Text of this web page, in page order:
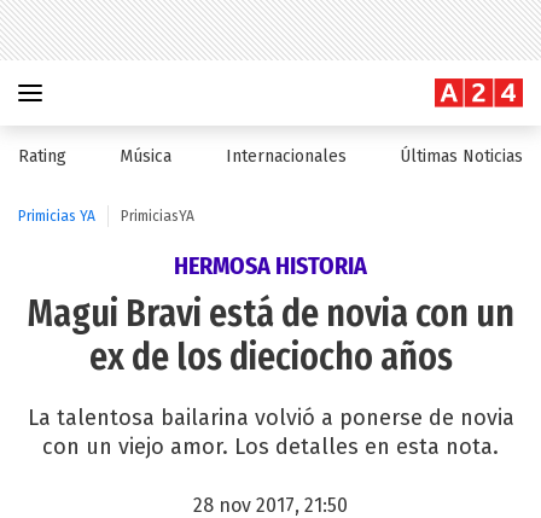
Rating Música Internacionales Últimas Noticias
Primicias YA PrimiciasYA
HERMOSA HISTORIA
Magui Bravi está de novia con un
ex de los dieciocho años
La talentosa bailarina volvió a ponerse de novia
con un viejo amor. Los detalles en esta nota.
28 nov 2017, 21:50